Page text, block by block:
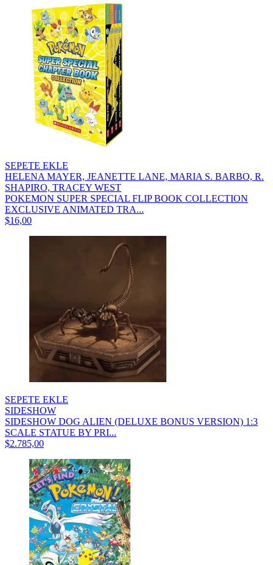
SEPETE EKLE
HELENA MAYER, JEANETTE LANE, MARIA S. BARBO, R.
SHAPIRO, TRACEY WEST
POKEMON SUPER SPECIAL FLIP BOOK COLLECTION
EXCLUSIVE ANIMATED TRA...
$16,00
SEPETE EKLE
SIDESHOW
SIDESHOW DOG ALIEN (DELUXE BONUS VERSION) 1:3
SCALE STATUE BY PRI...
$2.785,00